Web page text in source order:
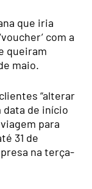
que iria
com a
queiram
maio.
“alterar
data de início
para
31 de
na terça-